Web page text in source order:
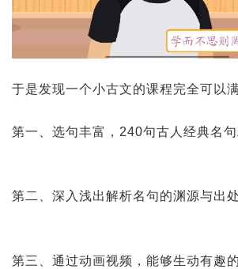
于是发现一个小古文的课程完全可以
第一、选句丰富，240句古人经典名
第二、深入浅出解析名句的渊源与出处
第三、通过动画视频，能够生动有趣